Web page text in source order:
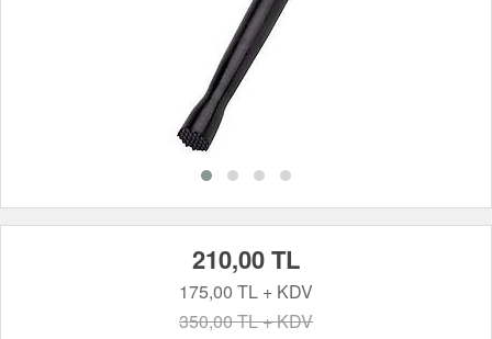
210,00 TL
175,00 TL + KDV
350,00 TL + KDV